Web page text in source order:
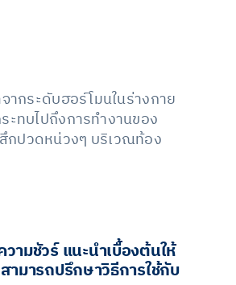
กระดับฮอร์โมนในร่างกาย
ทบไปถึงการทำงานของ
กปวดหน่วงๆ บริเวณท้อง
ามชัวร์ แนะนำเบื้องต้นให้
ามารถปรึกษาวิธีการใช้กับ